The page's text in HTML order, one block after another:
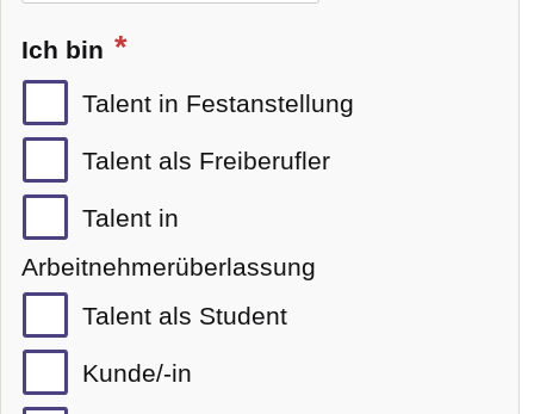
Ich bin
Talent in Festanstellung
Talent als Freiberufler
Talent in
Arbeitnehmerüberlassung
Talent als Student
Kunde/-in